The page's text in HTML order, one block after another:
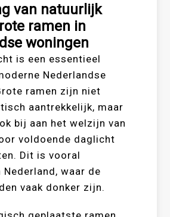
van natuurlijk
ramen in
woningen
is een essentieel
Nederlandse
ramen zijn niet
aantrekkelijk, maar
bij aan het welzijn van
voldoende daglicht
Dit is vooral
waar de
vaak donker zijn.